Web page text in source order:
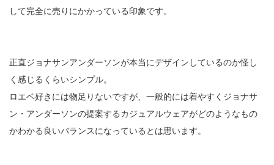
して完全に売りにかかっている印象です。
正直ジョナサンアンダーソンが本当にデザインしているのか怪し
く感じるくらいシンプル。
ロエベ好きには物足りないですが、一般的には着やすくジョナサ
ン・アンダーソンの提案するカジュアルウェアがどのようなもの
かわかる良いバランスになっているとは思います。